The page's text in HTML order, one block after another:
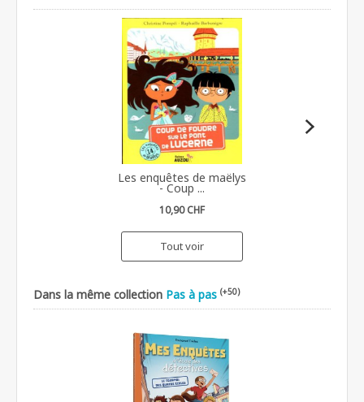
Les enquêtes de maëlys
- Coup ...
10,90 CHF
Tout voir
Dans la même collection Pas à pas (+50)